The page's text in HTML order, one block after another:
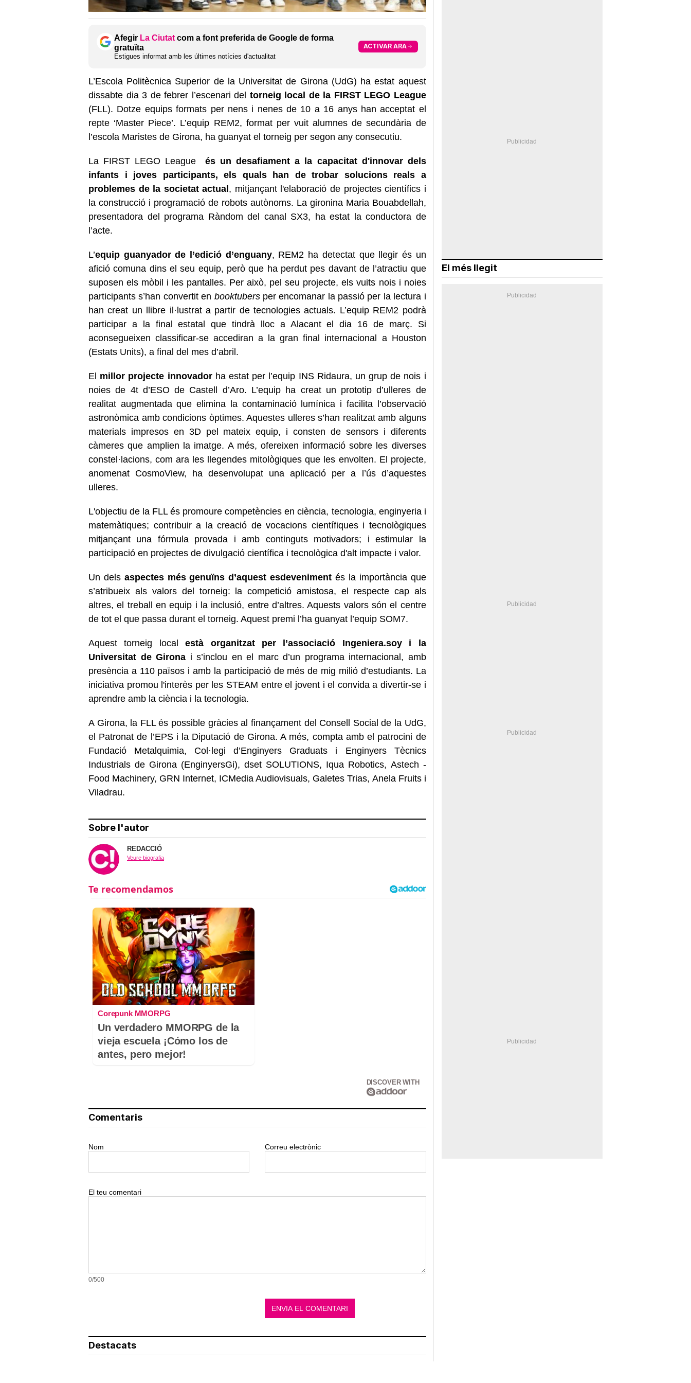
Afegir La Ciutat com a font preferida de Google de forma
gratuïta
Estigues informat amb les últimes notícies d'actualitat
ACTIVAR ARA
L’Escola Politècnica Superior de la Universitat de Girona (UdG) ha estat aquest
dissabte dia 3 de febrer l’escenari del torneig local de la FIRST LEGO League
(FLL). Dotze equips formats per nens i nenes de 10 a 16 anys han acceptat el
repte ‘Master Piece’. L’equip REM2, format per vuit alumnes de secundària de
l’escola Maristes de Girona, ha guanyat el torneig per segon any consecutiu.
La FIRST LEGO League
és un desafiament a la capacitat d'innovar dels
infants i joves participants, els quals han de trobar solucions reals a
problemes de la societat actual, mitjançant l'elaboració de projectes científics i
la construcció i programació de robots autònoms. La gironina Maria Bouabdellah,
presentadora del programa Ràndom del canal SX3, ha estat la conductora de
l’acte.
L’equip guanyador de l’edició d’enguany, REM2 ha detectat que llegir és un
afició comuna dins el seu equip, però que ha perdut pes davant de l’atractiu que
suposen els mòbil i les pantalles. Per això, pel seu projecte, els vuits nois i noies
participants s’han convertit en booktubersper encomanar la passió per la lectura i
han creat un llibre il·lustrat a partir de tecnologies actuals. L’equip REM2 podrà
participar a la final estatal que tindrà lloc a Alacant el dia 16 de març. Si
aconsegueixen classificar-se accediran a la gran final internacional a Houston
(Estats Units), a final del mes d’abril.
El millor projecte innovadorha estat per l’equip INS Ridaura, un grup de nois i
noies de 4t d’ESO de Castell d’Aro. L’equip ha creat un prototip d’ulleres de
realitat augmentada que elimina la contaminació lumínica i facilita l’observació
astronòmica amb condicions òptimes. Aquestes ulleres s’han realitzat amb alguns
materials impresos en 3D pel mateix equip, i consten de sensors i diferents
càmeres que amplien la imatge. A més, ofereixen informació sobre les diverses
constel·lacions, com ara les llegendes mitològiques que les envolten. El projecte,
anomenat CosmoView, ha desenvolupat una aplicació per a l’ús d’aquestes
ulleres.
L'objectiu de la FLL és promoure competències en ciència, tecnologia, enginyeria i
matemàtiques; contribuir a la creació de vocacions científiques i tecnològiques
mitjançant una fórmula provada i amb continguts motivadors; i estimular la
participació en projectes de divulgació científica i tecnològica d'alt impacte i valor.
Un dels aspectes més genuïns d’aquest esdeveniment és la importància que
s’atribueix als valors del torneig: la competició amistosa, el respecte cap als
altres, el treball en equip i la inclusió, entre d’altres. Aquests valors són el centre
de tot el que passa durant el torneig. Aquest premi l’ha guanyat l’equip SOM7.
Aquest torneig local està organitzat per l’associació Ingeniera.soy i la
Universitat de Girona i s’inclou en el marc d’un programa internacional, amb
presència a 110 països i amb la participació de més de mig milió d’estudiants. La
iniciativa promou l'interès per les STEAM entre el jovent i el convida a divertir-se i
aprendre amb la ciència i la tecnologia.
A Girona, la FLL és possible gràcies al finançament del Consell Social de la UdG,
el Patronat de l’EPS i la Diputació de Girona. A més, compta amb el patrocini de
Fundació Metalquimia, Col·legi d’Enginyers Graduats i Enginyers Tècnics
Industrials de Girona (EnginyersGi), dset SOLUTIONS, Iqua Robotics, Astech -
Food Machinery, GRN Internet, ICMedia Audiovisuals, Galetes Trias, Anela Fruits i
Viladrau.
Sobre l'autor
REDACCIÓ
Veure biografia
Corepunk MMORPG
Un verdadero MMORPG de la
vieja escuela ¡Cómo los de
antes, pero mejor!
DISCOVER WITH
Comentaris
Nom Correu electrònic
El teu comentari
0/500
Destacats
El més llegit